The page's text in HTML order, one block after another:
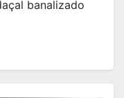
banalizado